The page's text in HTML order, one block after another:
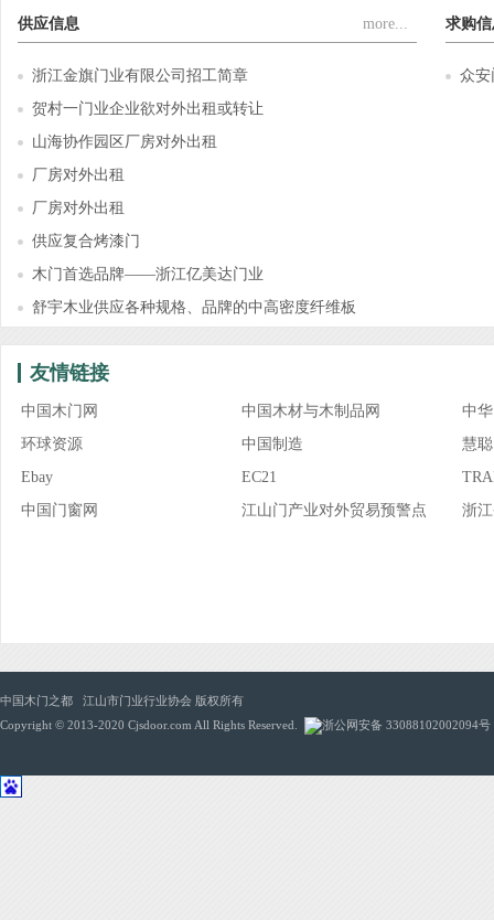
供应信息 more...
浙江金旗门业有限公司招工简章
贺村一门业企业欲对外出租或转让
山海协作园区厂房对外出租
厂房对外出租
厂房对外出租
供应复合烤漆门
木门首选品牌——浙江亿美达门业
舒宇木业供应各种规格、品牌的中高密度纤维板
求购
众安
友情链接
中国木门网 中国木材与木制品网
中
环球资源
中国制造
慧
Ebay
EC21
中国门窗网
江山门产业对外贸易预警点 浙
中国木门之都 江山市门业行业协会 版权所有
Copyright © 2013-2020 Cjsdoor.com All Rights Reserved.
浙公网安备 33088102002094号